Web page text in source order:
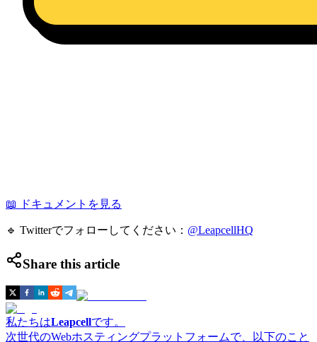
📖 ドキュメントを見る
🔹 Twitterでフォローしてください： @LeapcellHQ
Share this article
私たちはLeapcellです。
次世代のWebホスティングプラットフォームで、以下のこと